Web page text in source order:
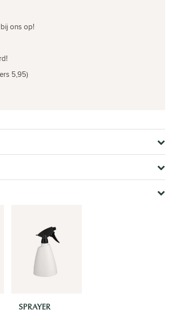
ons op!
5,95)
SPRAYER